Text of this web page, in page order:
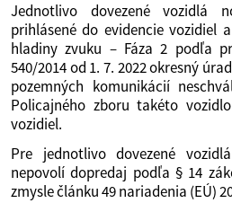
Jednotlivo dovezené vozidlá
prihlásené do evidencie vozidiel
hladiny zvuku – Fáza 2 podľa
540/2014 od 1. 7. 2022 okresný
pozemných komunikácií
Policajného zboru takéto
vozidiel.
Pre jednotlivo dovezené
nepovolí dopredaj podľa § 14
zmysle článku 49 nariadenia (EÚ)